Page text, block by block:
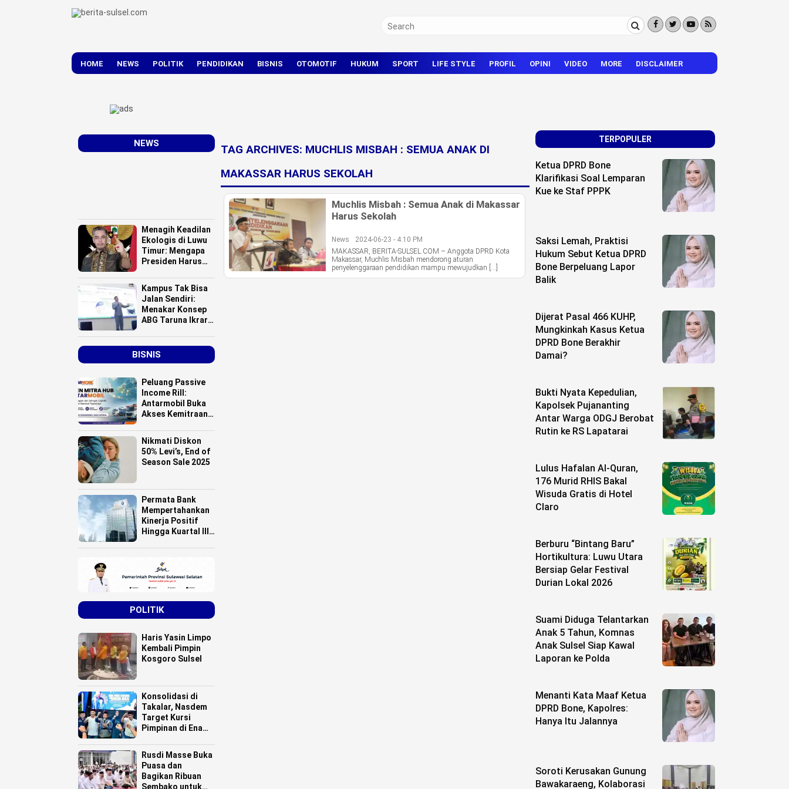
HOME NEWS POLITIK PENDIDIKAN BISNIS OTOMOTIF HUKUM SPORT LIFE STYLE PROFIL OPINI VIDEO MORE DISCLAIMER
NEWS
Menagih Keadilan
Ekologis di Luwu
Timur: Mengapa
Presiden Harus
Smelter HPAL?
Kampus Tak Bisa
Jalan Sendiri:
Menakar Konsep
ABG Taruna Ikrar
BISNIS
Peluang Passive
Income Rill:
Antarmobil Buka
Akses Kemitraan
Lahan se-
Indonesia
Nikmati Diskon
50% Levi’s, End of
Season Sale 2025
Permata Bank
Mempertahankan
Kinerja Positif
Hingga Kuartal III
POLITIK
Haris Yasin Limpo
Kembali Pimpin
Kosgoro Sulsel
Konsolidasi di
Takalar, Nasdem
Target Kursi
Pimpinan di Enam
Rusdi Masse Buka
Puasa dan
Bagikan Ribuan
Sembako untuk
TAG ARCHIVES: MUCHLIS MISBAH : SEMUA ANAK DI
MAKASSAR HARUS SEKOLAH
Muchlis Misbah : Semua Anak di Makassar
Harus Sekolah
News
2024-06-23 - 4:10 PM
MAKASSAR, BERITA-SULSEL.COM – Anggota DPRD Kota
Makassar, Muchlis Misbah mendorong aturan
penyelenggaraan pendidikan mampu mewujudkan […]
TERPOPULER
Ketua DPRD Bone
Klarifikasi Soal Lemparan
Kue ke Staf PPPK
Saksi Lemah, Praktisi
Hukum Sebut Ketua DPRD
Bone Berpeluang Lapor
Balik
Dijerat Pasal 466 KUHP,
Mungkinkah Kasus Ketua
DPRD Bone Berakhir
Damai?
Bukti Nyata Kepedulian,
Kapolsek Pujananting
Antar Warga ODGJ Berobat
Rutin ke RS Lapatarai
Lulus Hafalan Al-Quran,
176 Murid RHIS Bakal
Wisuda Gratis di Hotel
Claro
Berburu “Bintang Baru”
Hortikultura: Luwu Utara
Bersiap Gelar Festival
Durian Lokal 2026
Suami Diduga Telantarkan
Anak 5 Tahun, Komnas
Anak Sulsel Siap Kawal
Laporan ke Polda
Menanti Kata Maaf Ketua
DPRD Bone, Kapolres:
Hanya Itu Jalannya
Soroti Kerusakan Gunung
Bawakaraeng, Kolaborasi